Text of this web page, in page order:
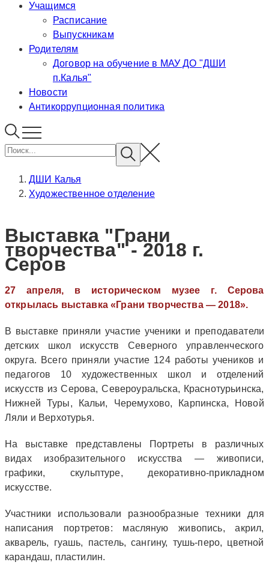
Учащимся
Расписание
Выпускникам
Родителям
Договор на обучение в МАУ ДО "ДШИ
п.Калья"
Новости
Антикоррупционная политика
ДШИ Калья
Художественное отделение
Выставка "Грани
творчества" - 2018 г.
Серов
27 апреля, в историческом музее г. Серова
открылась выставка «Грани творчества — 2018».
В выставке приняли участие ученики и преподаватели
детских школ искусств Северного управленческого
округа. Всего приняли участие 124 работы учеников и
педагогов 10 художественных школ и отделений
искусств из Серова, Североуральска, Краснотурьинска,
Нижней Туры, Кальи, Черемухово, Карпинска, Новой
Ляли и Верхотурья.
На выставке представлены Портреты в различных
видах изобразительного искусства — живописи,
графики, скульптуре, декоративно-прикладном
искусстве.
Участники использовали разнообразные техники для
написания портретов: масляную живопись, акрил,
акварель, гуашь, пастель, сангину, тушь-перо, цветной
карандаш, пластилин.